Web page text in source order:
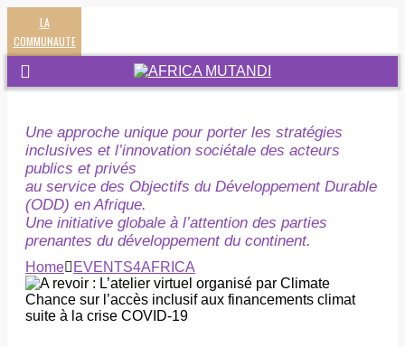
LA
COMMUNAUTE
Une approche unique pour porter les stratégies
inclusives et l’innovation sociétale des acteurs
publics et privés
au service des Objectifs du Développement Durable
(ODD) en Afrique.
Une initiative globale à l’attention des parties
prenantes du développement du continent.
Home EVENTS4AFRICA